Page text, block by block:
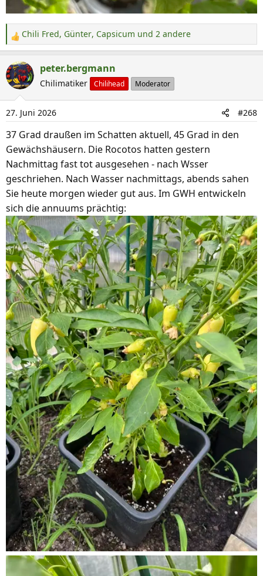
R
e
a
k
t
i
o
n
n
:
Chili Fred, Günter, Capsicum und 2 andere
peter.bergmann
Chilimatiker Chilihead Moderator
27. Juni 2026 #268
37 Grad draußen im Schatten aktuell, 45 Grad in den
Gewächshäusern. Die Rocotos hatten gestern
Nachmittag fast tot ausgesehen - nach Wsser
geschriehen. Nach Wasser nachmittags, abends sahen
Sie heute morgen wieder gut aus. Im GWH entwickeln
sich die annuums prächtig: